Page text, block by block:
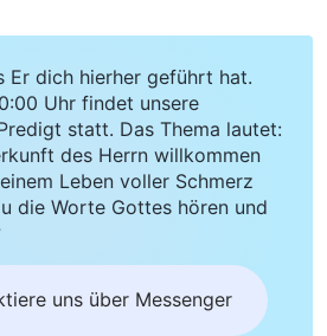
Er dich hierher geführt hat.
Uhr findet unsere
statt. Das Thema lautet:
des Herrn willkommen
Leben voller Schmerz
die Worte Gottes hören und
uns über Messenger